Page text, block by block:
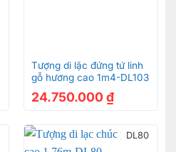
Tượng di lặc đứng tứ linh
gỗ hương cao 1m4-DL103
24.750.000 ₫
DL80